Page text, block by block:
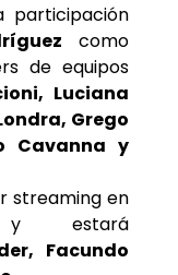
participación
como
de equipos
Luciana
Grego
Cavanna y
streaming en
y estará
Facundo